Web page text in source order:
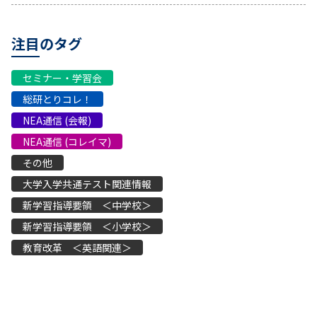
注目のタグ
セミナー・学習会
総研とりコレ！
NEA通信 (会報)
NEA通信 (コレイマ)
その他
大学入学共通テスト関連情報
新学習指導要領 ＜中学校＞
新学習指導要領 ＜小学校＞
教育改革 ＜英語関連＞